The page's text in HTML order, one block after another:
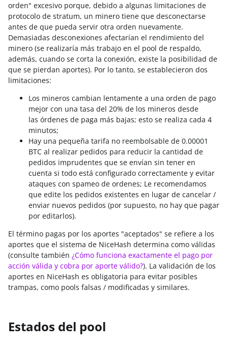
orden" excesivo porque, debido a algunas limitaciones de
protocolo de stratum, un minero tiene que desconectarse
antes de que pueda servir otra orden nuevamente.
Demasiadas desconexiones afectarían el rendimiento del
minero (se realizaría más trabajo en el pool de respaldo,
además, cuando se corta la conexión, existe la posibilidad de
que se pierdan aportes). Por lo tanto, se establecieron dos
limitaciones:
Los mineros cambian lentamente a una orden de pago
mejor con una tasa del 20% de los mineros desde
las órdenes de paga más bajas; esto se realiza cada 4
minutos;
Hay una pequeña tarifa no reembolsable de 0.00001
BTC al realizar pedidos para reducir la cantidad de
pedidos imprudentes que se envían sin tener en
cuenta si todo está configurado correctamente y evitar
ataques con spameo de ordenes; Le recomendamos
que edite los pedidos existentes en lugar de cancelar /
enviar nuevos pedidos (por supuesto, no hay que pagar
por editarlos).
El término pagas por los aportes "aceptados" se refiere a los
aportes que el sistema de NiceHash determina como válidas
(consulte también ¿Cómo funciona exactamente el pago por
acción válida y cobra por aporte válido?). La validación de los
aportes en NiceHash es obligatoria para evitar posibles
trampas, como pools falsas / modificadas y similares.
Estados del pool